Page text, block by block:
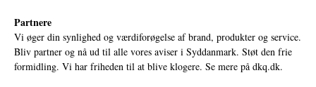
Partnere
Vi øger din synlighed og værdiforøgelse af brand, produkter og service.
Bliv partner og nå ud til alle vores aviser i Syddanmark. Støt den frie
formidling. Vi har friheden til at blive klogere. Se mere på dkq.dk.